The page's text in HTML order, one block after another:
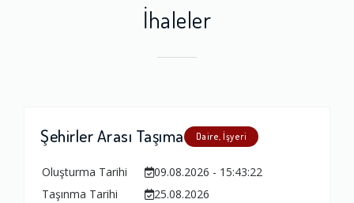
İhaleler
Şehirler Arası Taşıma Daire, İşyeri
Oluşturma Tarihi
09.08.2026 - 15:43:22
Taşınma Tarihi
25.08.2026